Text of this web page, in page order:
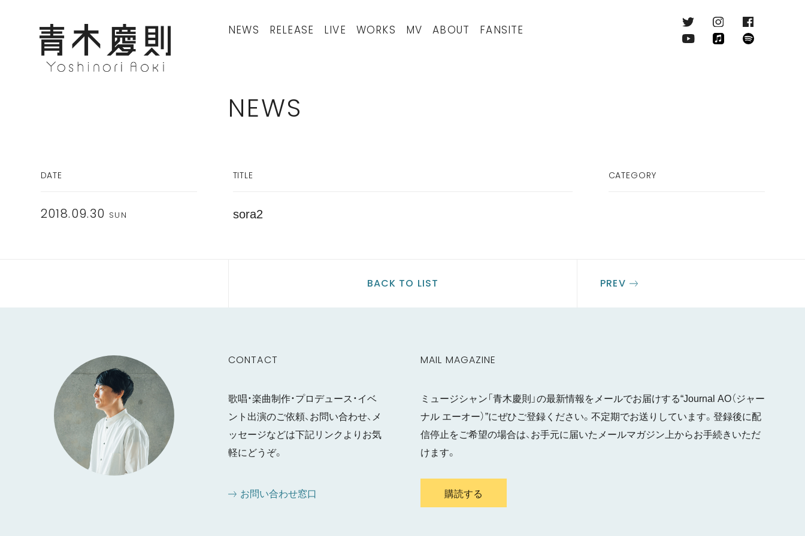
NEWS RELEASE LIVE WORKS MV ABOUT FANSITE
NEWS
DATE
2018.09.30 SUN
TITLE
sora2
CATEGORY
BACK TO LIST PREV
CONTACT
歌唱・楽曲制作・プロデュース・イベ
ント出演のご依頼、お問い合わせ、メ
ッセージなどは下記リンクよりお気
軽にどうぞ。
お問い合わせ窓口
MAIL MAGAZINE
ミュージシャン「青木慶則」の最新情報をメールでお届けする“Journal AO（ジャー
ナル エーオー）”にぜひご登録ください。不定期でお送りしています。登録後に配
信停止をご希望の場合は、お手元に届いたメールマガジン上からお手続きいただ
けます。
購読する